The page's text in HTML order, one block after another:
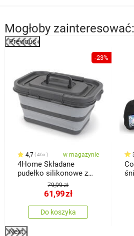
Mogłoby zainteresować:
Previous
-23%
4,7 46x w magazynie
4Home Składane
pudełko silikonowe z
pokrywką do
przechowywania
79,99 zł
61,99zł
Do koszyka
Next